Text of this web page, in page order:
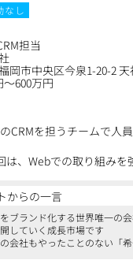
研修期間として、同社ア
トール
か月：IP展開事業部に所
理解
複数IPのグッズ企画・制
ジメントに挑戦
事業全体のKPI・予算設計
て事業・組織の両輪を担
なし
担当
岡市中央区今泉1-20-2 天
～600万円
CRMを担うチームで人
は、Webでの取り組みを
。
ーム」としての動きなの
れゆえ、紙領域の業務も
ます。
からの一言
ブランド化する世界唯一の
していく成長市場です
会社もやったことのない「